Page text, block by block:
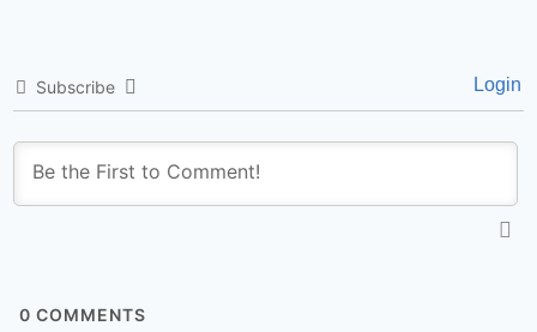
Subscribe Login
0 COMMENTS